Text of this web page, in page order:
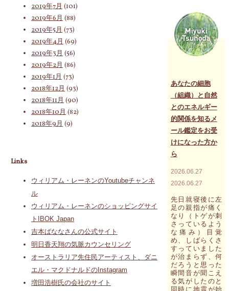
て
冷
静
な
気
持
全
て
を
見
直
し
て
ご
こ
の
先
た
ま
た
時
に
成
功
る
こ
そ
善
あ
り、
失
敗
す
る
こ
と
は
悪
で
あなたの細胞
（組織）と自然
とのエネルギー
的関係を知るメ
ール鑑定をお受
けになった方か
ら
2026.06.27
2026.06.27
先日就寝後に左
足の親指が痛く
なり（トゲが刺
さっているよう
な痛み）目覚
め、しばらくさ
すっていました
が治まらず、何
だろうと思った
瞬間音が聞こえ
る気がしたのと
同時に地震が始
2019年7月 (101)
2019年6月 (88)
2019年5月 (73)
2019年4月 (69)
2019年3月 (56)
2019年2月 (86)
2019年1月 (73)
2018年12月 (93)
2018年11月 (90)
2018年10月 (82)
2018年9月 (9)
Links
ウィリアム・レーネンのYoutubeチャンネ
ル
ウィリアム・レーネンのショッピングサイ
トIBOK Japan
吉本ばななさんの公式サイト
明日香天翔の気脈カウンセリング
オーストラリア先住民アーティスト、ダニ
エル・マクドナルドのInstagram
増田浩樹氏の会社のサイト